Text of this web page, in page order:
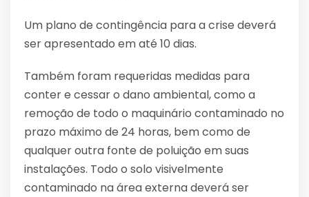
Um plano de contingência para a crise deverá
ser apresentado em até 10 dias.
Também foram requeridas medidas para
conter e cessar o dano ambiental, como a
remoção de todo o maquinário contaminado no
prazo máximo de 24 horas, bem como de
qualquer outra fonte de poluição em suas
instalações. Todo o solo visivelmente
contaminado na área externa deverá ser